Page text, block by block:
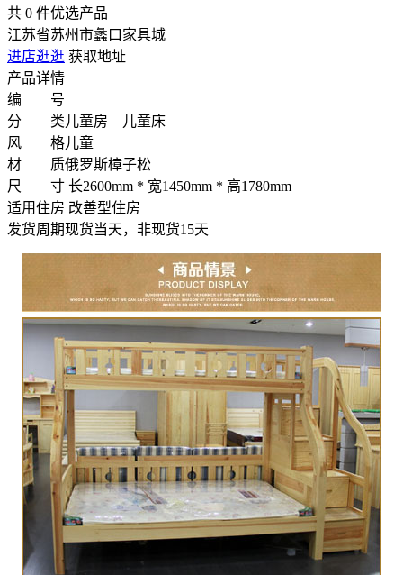
共 0 件优选产品
江苏省苏州市蠡口家具城
进店逛逛 获取地址
产品详情
编 号
分 类儿童房 儿童床
风 格儿童
材 质俄罗斯樟子松
尺 寸 长2600mm * 宽1450mm * 高1780mm
适用住房 改善型住房
发货周期现货当天，非现货15天